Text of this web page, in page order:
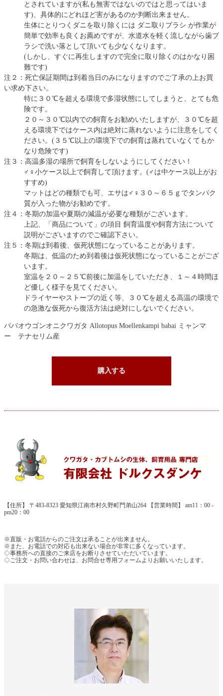
とされていますが(私も無害ではないのではと思ってはいま
す)、具体的にどれほど害があるのか判断出来ません。
生体にとりつくダニを取り除くには ダニ取りブラシ が作業が
簡単で効率も良くお薦めですが、水道水を軽く流しながら歯ブ
ラシで洗い落として頂いても少なくなります。
(しかし、すぐに再生しますので完全に取り除くのはかなり困
難です)
注２：死亡保証期間は到着当日のみになりますのでご了承の上お買
い求め下さい。
特に３０℃を超える環境で多湿状態にしてしまうと、とても危
険です。
２０～３０℃以内での飼育をお勧めいたしますが、３０℃を超
える環境下ではケース内は絶対に蒸れないように注意をしてく
ださい。(３５℃以上の環境下での飼育は蒸れていなくてもか
なり危険です)
注３：高温多湿の場所で飼育をしないようにしてください！
♂♀小ケース以上で飼育して頂けます。(♂は中ケース以上がお
すすめ)
マットはどの種類でも可、エサは♂♀３０～６５ｇでタンパク
質が入った物がお勧めです。
注４：冬期の加温や夏期の減温が必要な種類がございます。
上記、「商品について」の項目 飼育温度や飼育方法について
説明がございますのでご確認下さい。
注５：冬期は到着後、仮死状態になっていることがあります。
冬期は、低温のため到着後は仮死状態になっていることがござ
います。
室温を２０～２５℃前後に加温をしていただき、１～４時間ほ
ど優しく様子を見てください。
ドライヤーやストーブの近く等、３０℃を超える高温の環境で
の急激な仮死から復活方法は絶対にしないでください。
ババオウゴンオニクワガタ Allotopus Moellenkampi babai ミャンマ
ー テナセリム産
購入する
【住所】 〒483-8323 愛知県江南市村久野町門弟山264 【営業時間】 am11：00 -
pm20：00
※直販・お電話からのご注文は承ることが出来ません。
※また、お電話での対応も出来ない場合が非常に多くなっています。
◇事務所への直接のご来店をお断りさせていただいています。
◇ご注文・お問い合わせは、お問合せ専用フォームよりお願いいたします。